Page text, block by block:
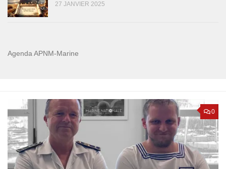
0
27 JANVIER 2025
Agenda APNM-Marine